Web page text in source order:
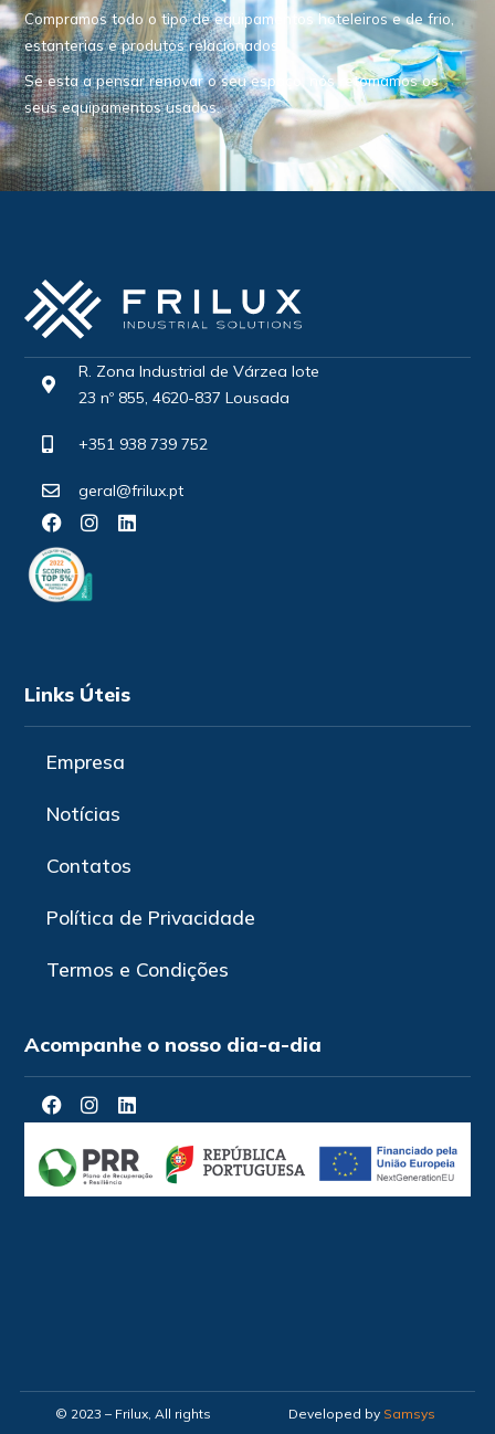
Compramos todo o tipo de equipamentos hoteleiros e de frio,
estanterias e produtos relacionados.
Se esta a pensar renovar o seu espaço, nós retomamos os
seus equipamentos usados.
R. Zona Industrial de Várzea lote
23 nº 855, 4620-837 Lousada
+351 938 739 752
geral@frilux.pt
Links Úteis
Empresa
Notícias
Contatos
Política de Privacidade
Termos e Condições
Acompanhe o nosso dia-a-dia
© 2023 – Frilux, All rights
Developed by Samsys